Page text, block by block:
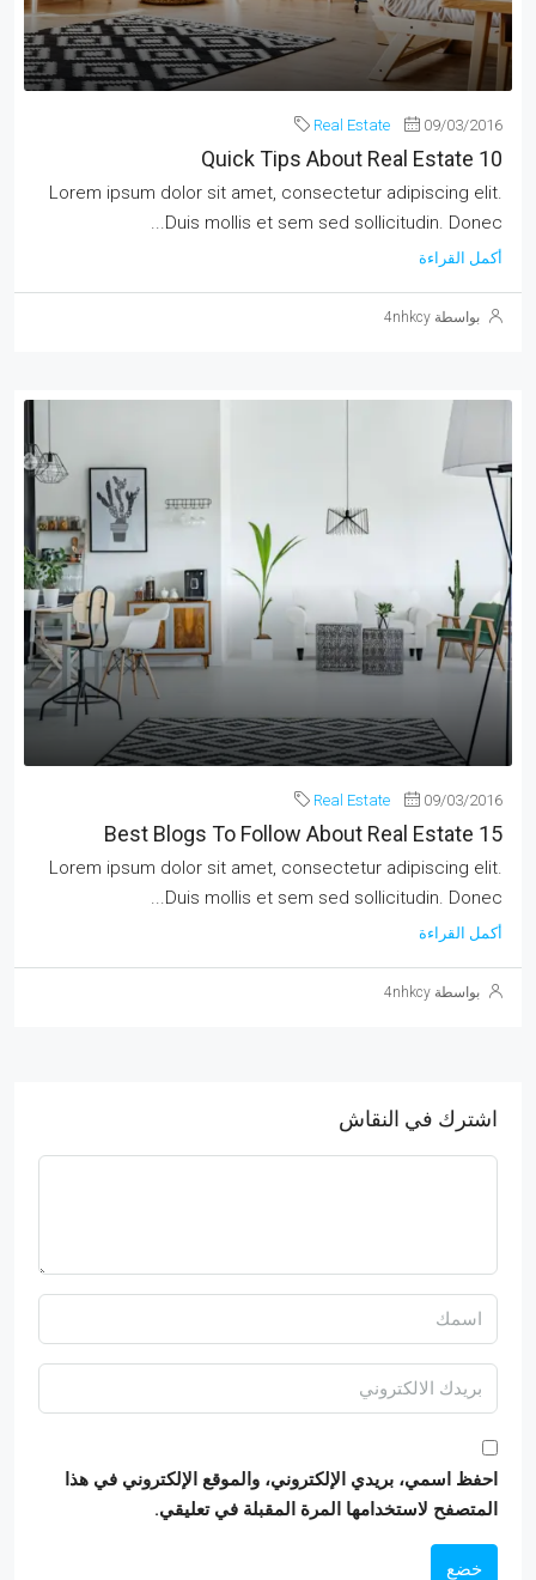
09/03/2016
Real Estate
10 Quick Tips About Real Estate
Lorem ipsum dolor sit amet, consectetur adipiscing elit.
Duis mollis et sem sed sollicitudin. Donec...
أكمل القراءة
بواسطة 4nhkcy
09/03/2016
Real Estate
15 Best Blogs To Follow About Real Estate
Lorem ipsum dolor sit amet, consectetur adipiscing elit.
Duis mollis et sem sed sollicitudin. Donec...
أكمل القراءة
بواسطة 4nhkcy
اشترك في النقاش
احفظ اسمي، بريدي الإلكتروني، والموقع الإلكتروني في هذا
المتصفح لاستخدامها المرة المقبلة في تعليقي.
خضع